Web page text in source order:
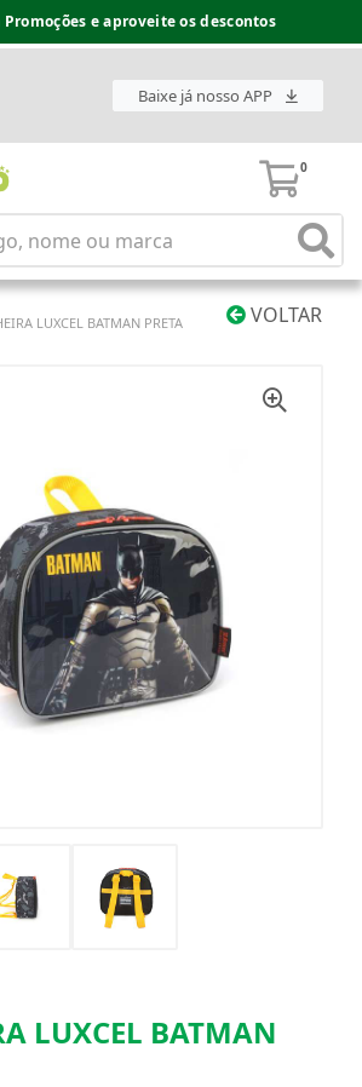
Promoções e aproveite os descontos
Baixe já nosso APP
0
VOLTAR
LUXCEL BATMAN PRETA
LUXCEL BATMAN